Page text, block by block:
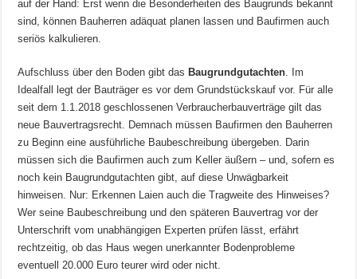
auf der Hand: Erst wenn die Besonderheiten des Baugrunds bekannt
sind, können Bauherren adäquat planen lassen und Baufirmen auch
seriös kalkulieren.
Aufschluss über den Boden gibt das Baugrundgutachten. Im
Idealfall legt der Bauträger es vor dem Grundstückskauf vor. Für alle
seit dem 1.1.2018 geschlossenen Verbraucherbauverträge gilt das
neue Bauvertragsrecht. Demnach müssen Baufirmen den Bauherren
zu Beginn eine ausführliche Baubeschreibung übergeben. Darin
müssen sich die Baufirmen auch zum Keller äußern – und, sofern es
noch kein Baugrundgutachten gibt, auf diese Unwägbarkeit
hinweisen. Nur: Erkennen Laien auch die Tragweite des Hinweises?
Wer seine Baubeschreibung und den späteren Bauvertrag vor der
Unterschrift vom unabhängigen Experten prüfen lässt, erfährt
rechtzeitig, ob das Haus wegen unerkannter Bodenprobleme
eventuell 20.000 Euro teurer wird oder nicht.